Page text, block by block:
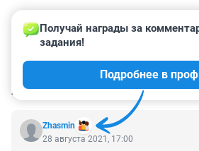
КОММЕНТАРИИ 32
Zhasmin
Получай награды за
задания!
Подробнее в
28 августа 2021, 17:00